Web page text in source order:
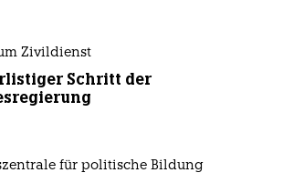
Zivildienst
Schritt der
für politische Bildung